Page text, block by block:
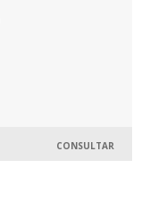
CONSULTAR